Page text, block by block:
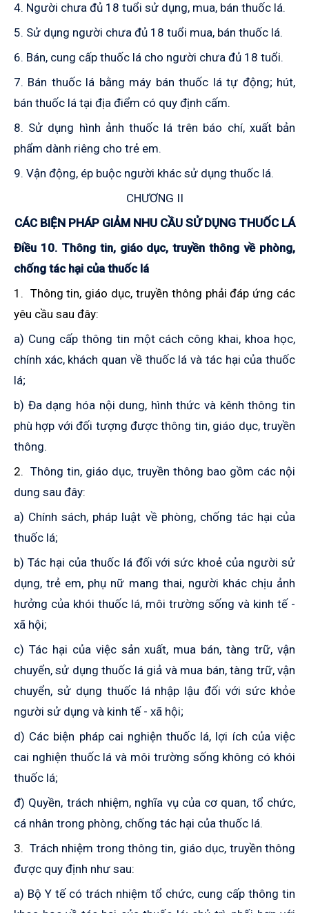
4. Người chưa đủ 18 tuổi sử dụng, mua, bán thuốc lá.
5. Sử dụng người chưa đủ 18 tuổi mua, bán thuốc lá.
6. Bán, cung cấp thuốc lá cho người chưa đủ 18 tuổi.
7. Bán thuốc lá bằng máy bán thuốc lá tự động; hút,
bán thuốc lá tại địa điểm có quy định cấm.
8. Sử dụng hình ảnh thuốc lá trên báo chí, xuất bản
phẩm dành riêng cho trẻ em.
9. Vận động, ép buộc người khác sử dụng thuốc lá.
CHƯƠNG II
CÁC BIỆN PHÁP GIẢM NHU CẦU SỬ DỤNG THUỐC LÁ
Điều 10. Thông tin, giáo dục, truyền thông về phòng,
chống tác hại của thuốc lá
1. Thông tin, giáo dục, truyền thông phải đáp ứng các
yêu cầu sau đây:
a) Cung cấp thông tin một cách công khai, khoa học,
chính xác, khách quan về thuốc lá và tác hại của thuốc
lá;
b) Đa dạng hóa nội dung, hình thức và kênh thông tin
phù hợp với đối tượng được thông tin, giáo dục, truyền
thông.
2. Thông tin, giáo dục, truyền thông bao gồm các nội
dung sau đây:
a) Chính sách, pháp luật về phòng, chống tác hại của
thuốc lá;
b) Tác hại của thuốc lá đối với sức khoẻ của người sử
dụng, trẻ em, phụ nữ mang thai,người khác chịu ảnh
hưởng của khói thuốc lá, môi trường sống và kinh tế -
xã hội;
c) Tác hại của việc sản xuất, mua bán, tàng trữ, vận
chuyển, sử dụng thuốc lá giả và mua bán, tàng trữ, vận
chuyển, sử dụng thuốc lá nhập lậu đối với sức khỏe
người sử dụng và kinh tế - xã hội;
d) Các biện pháp cai nghiện thuốc lá, lợi ích của việc
cai nghiện thuốc lá và môi trường sống không có khói
thuốc lá;
đ) Quyền, trách nhiệm, nghĩa vụ của cơ quan, tổ chức,
cá nhân trong phòng, chống tác hại của thuốc lá.
3. Trách nhiệm trong thông tin, giáo dục, truyền thông
được quy định như sau:
a) Bộ Y tế có trách nhiệm tổ chức, cung cấp thông tin